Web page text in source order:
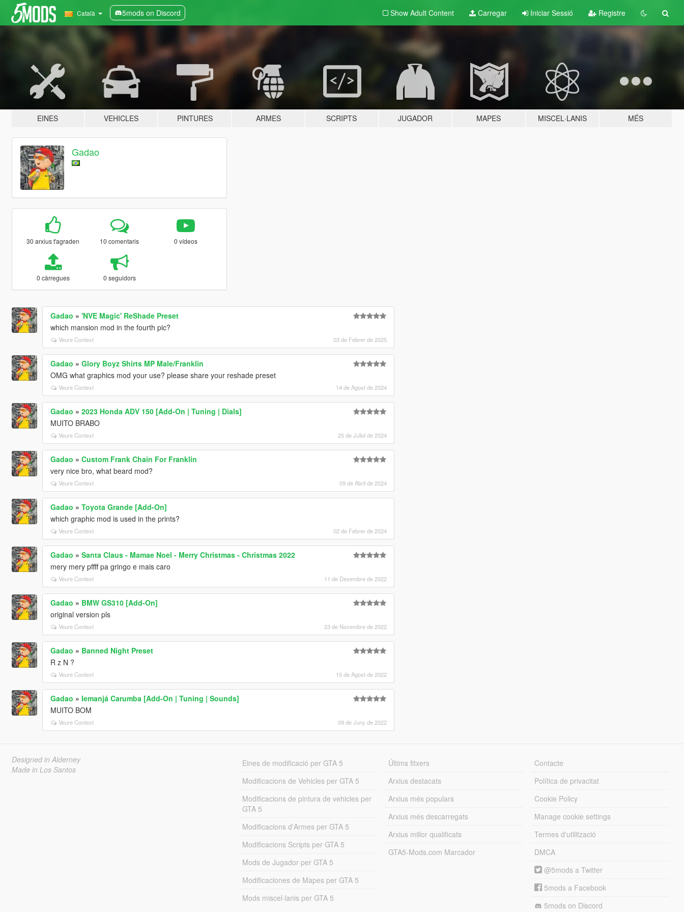
Català 5mods on Discord Show Adult Content Carregar Iniciar Sessió Registre
EINES VEHICLES PINTURES ARMES SCRIPTS JUGADOR MAPES MISCEL·LANIS MÉS
Gadao
30 arxius t'agraden 10 comentaris 0 vídeos
0 càrregues 0 seguidors
Gadao » 'NVE Magic' ReShade Preset
which mansion mod in the fourth pic?
Veure Context 03 de Febrer de 2025
Gadao » Glory Boyz Shirts MP Male/Franklin
OMG what graphics mod your use? please share your reshade preset
Veure Context 14 de Agost de 2024
Gadao » 2023 Honda ADV 150 [Add-On | Tuning | Dials]
MUITO BRABO
Veure Context 25 de Juliol de 2024
Gadao » Custom Frank Chain For Franklin
very nice bro, what beard mod?
Veure Context 09 de Abril de 2024
Gadao » Toyota Grande [Add-On]
which graphic mod is used in the prints?
Veure Context 02 de Febrer de 2024
Gadao » Santa Claus - Mamae Noel - Merry Christmas - Christmas 2022
mery mery pffff pa gringo e mais caro
Veure Context 11 de Desembre de 2022
Gadao » BMW GS310 [Add-On]
original version pls
Veure Context 23 de Novembre de 2022
Gadao » Banned Night Preset
R z N ?
Veure Context 15 de Agost de 2022
Gadao » Iemanjá Carumba [Add-On | Tuning | Sounds]
MUITO BOM
Veure Context 09 de Juny de 2022
Designed in Alderney
Made in Los Santos
Eines de modificació per GTA 5
Modificacions de Vehicles per GTA 5
Modificacions de pintura de vehicles per
GTA 5
Modificacions d'Armes per GTA 5
Modificacions Scripts per GTA 5
Mods de Jugador per GTA 5
Modificaciones de Mapes per GTA 5
Mods miscel·lanis per GTA 5
Últims fitxers
Arxius destacats
Arxius més populars
Arxius més descarregats
Arxius millor qualificats
GTA5-Mods.com Marcador
Contacte
Política de privacitat
Cookie Policy
Manage cookie settings
Termes d'utilització
DMCA
@5mods a Twitter
5mods a Facebook
5mods on Discord